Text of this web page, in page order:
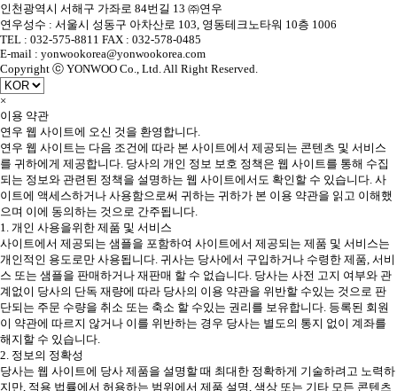
인천광역시 서해구 가좌로 84번길 13 ㈜연우
연우성수 : 서울시 성동구 아차산로 103, 영동테크노타워 10층 1006
TEL : 032-575-8811 FAX : 032-578-0485
E-mail : yonwookorea@yonwookorea.com
Copyright ⓒ YONWOO Co., Ltd. All Right Reserved.
×
이용 약관
연우 웹 사이트에 오신 것을 환영합니다.
연우 웹 사이트는 다음 조건에 따라 본 사이트에서 제공되는 콘텐츠 및 서비스
를 귀하에게 제공합니다. 당사의 개인 정보 보호 정책은 웹 사이트를 통해 수집
되는 정보와 관련된 정책을 설명하는 웹 사이트에서도 확인할 수 있습니다. 사
이트에 액세스하거나 사용함으로써 귀하는 귀하가 본 이용 약관을 읽고 이해했
으며 이에 동의하는 것으로 간주됩니다.
1. 개인 사용을위한 제품 및 서비스
사이트에서 제공되는 샘플을 포함하여 사이트에서 제공되는 제품 및 서비스는
개인적인 용도로만 사용됩니다. 귀사는 당사에서 구입하거나 수령한 제품, 서비
스 또는 샘플을 판매하거나 재판매 할 수 없습니다. 당사는 사전 고지 여부와 관
계없이 당사의 단독 재량에 따라 당사의 이용 약관을 위반할 수있는 것으로 판
단되는 주문 수량을 취소 또는 축소 할 수있는 권리를 보유합니다. 등록된 회원
이 약관에 따르지 않거나 이를 위반하는 경우 당사는 별도의 통지 없이 계좌를
해지할 수 있습니다.
2. 정보의 정확성
당사는 웹 사이트에 당사 제품을 설명할 때 최대한 정확하게 기술하려고 노력하
지만, 적용 법률에서 허용하는 범위에서 제품 설명, 색상 또는 기타 모든 콘텐츠